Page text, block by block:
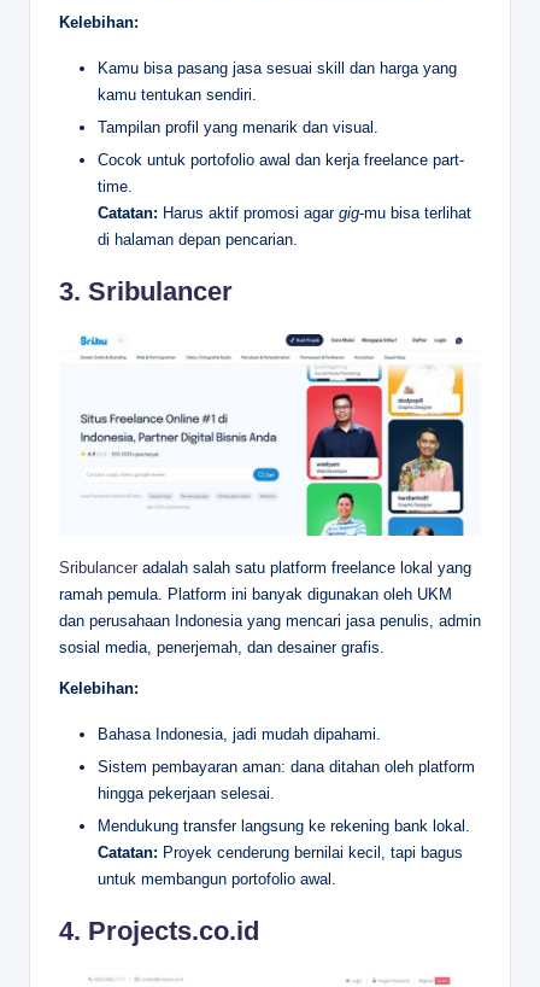
Kelebihan:
Kamu bisa pasang jasa sesuai skill dan harga yang
kamu tentukan sendiri.
Tampilan profil yang menarik dan visual.
Cocok untuk portofolio awal dan kerja freelance part-
time.
Catatan: Harus aktif promosi agar gig-mu bisa terlihat
di halaman depan pencarian.
3. Sribulancer
Sribulancer adalah salah satu platform freelance lokal yang
ramah pemula. Platform ini banyak digunakan oleh UKM
dan perusahaan Indonesia yang mencari jasa penulis, admin
sosial media, penerjemah, dan desainer grafis.
Kelebihan:
Bahasa Indonesia, jadi mudah dipahami.
Sistem pembayaran aman: dana ditahan oleh platform
hingga pekerjaan selesai.
Mendukung transfer langsung ke rekening bank lokal.
Catatan: Proyek cenderung bernilai kecil, tapi bagus
untuk membangun portofolio awal.
4. Projects.co.id